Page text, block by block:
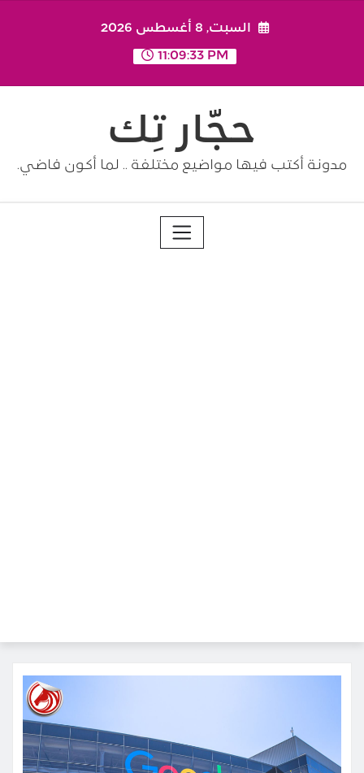
السبت, 8 أغسطس 2026
11:09:34 PM
حجّار تِك
مدونة أكتب فيها مواضيع مختلفة .. لما أكون فاضي.